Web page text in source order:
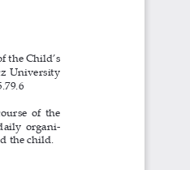
the Child’s
University
of the
organi-
the child.